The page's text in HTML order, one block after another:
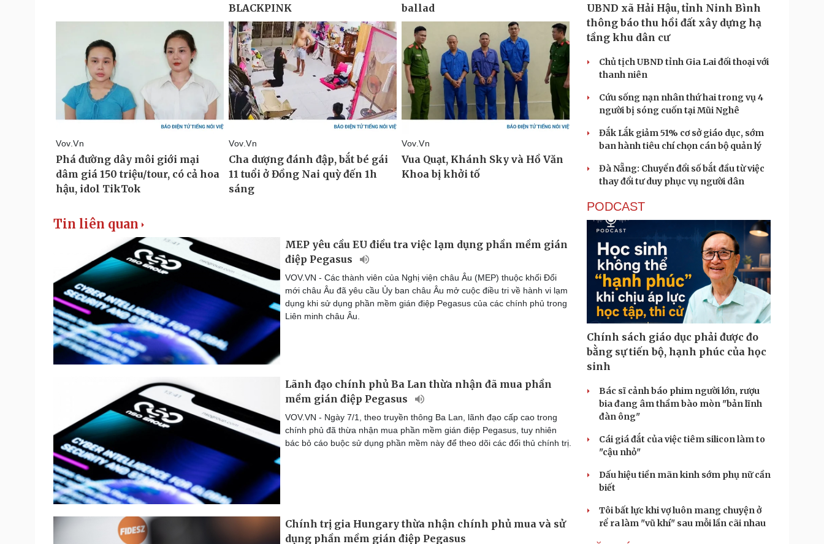
Tin liên quan
MEP yêu cầu EU điều tra việc lạm dụng phần mềm gián
điệp Pegasus
VOV.VN - Các thành viên của Nghị viện châu Âu (MEP) thuộc khối Đổi
mới châu Âu đã yêu cầu Ủy ban châu Âu mở cuộc điều tri về hành vi lạm
dụng khi sử dụng phần mềm gián điệp Pegasus của các chính phủ trong
Liên minh châu Âu.
Lãnh đạo chính phủ Ba Lan thừa nhận đã mua phần
mềm gián điệp Pegasus
VOV.VN - Ngày 7/1, theo truyền thông Ba Lan, lãnh đạo cấp cao trong
chính phủ đã thừa nhận mua phần mềm gián điệp Pegasus, tuy nhiên
bác bỏ cáo buộc sử dụng phần mềm này để theo dõi các đối thủ chính trị.
Chính trị gia Hungary thừa nhận chính phủ mua và sử
dụng phần mềm gián điệp Pegasus
UBND xã Hải Hậu, tỉnh Ninh Bình
thông báo thu hồi đất xây dựng hạ
tầng khu dân cư
Chủ tịch UBND tỉnh Gia Lai đối thoại với
thanh niên
Cứu sống nạn nhân thứ hai trong vụ 4
người bị sóng cuốn tại Mũi Nghê
Đắk Lắk giảm 51% cơ sở giáo dục, sớm
ban hành tiêu chí chọn cán bộ quản lý
Đà Nẵng: Chuyển đổi số bắt đầu từ việc
thay đổi tư duy phục vụ người dân
PODCAST
Chính sách giáo dục phải được đo
bằng sự tiến bộ, hạnh phúc của học
sinh
Bác sĩ cảnh báo phim người lớn, rượu
bia đang âm thầm bào mòn "bản lĩnh
đàn ông"
Cái giá đắt của việc tiêm silicon làm to
"cậu nhỏ"
Dấu hiệu tiền mãn kinh sớm phụ nữ cần
biết
Tôi bất lực khi vợ luôn mang chuyện ở
rể ra làm "vũ khí" sau mỗi lần cãi nhau